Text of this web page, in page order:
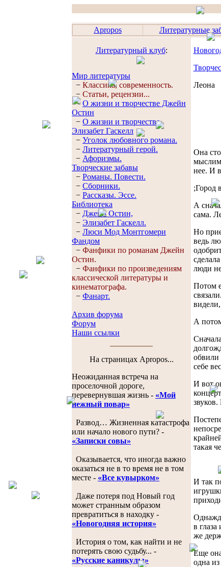
Apropos Литературные
Литературный клуб:
Мир литературы
− Классика, современность.
− Статьи, рецензии...
− О жизни и творчестве Джейн
Остин
− О жизни и творчестве
Элизабет Гaскелл
− Уголок любовного романа.
− Литературный герой.
− Афоризмы.
Творческие забавы
− Романы. Повести.
− Сборники.
− Рассказы. Эссe.
Библиотека
− Джейн Остин,
− Элизабет Гaскелл.
− Люси Мод Монтгомери
Фандом
− Фанфики по романам Джейн
Остин.
− Фанфики по произведениям
классической литературы и
кинематографа.
− Фанарт.
Архив форума
Форум
Наши ссылки
На страницах Apropos...
Неожиданная встреча на
проселочной дороге,
перевернувшая жизнь - «Мой
нежный повар»
Развод… Жизненная катастрофа
или начало нового пути? -
«Записки совы»
Оказывается, что иногда важно
оказаться не в то время не в том
месте - «Все кувырком»
Даже потеря под Новый год
может странным образом
превратиться в находку -
«Новогодняя история»
История о том, как найти и не
потерять свою судьбу... -
«Русские каникулы»
Леона
Она
нее. И
;Город
А
сама.
Но
ведь
люди
Потом
А
обвили
себе
И вот
такая
И так
в
же
Еще
одна